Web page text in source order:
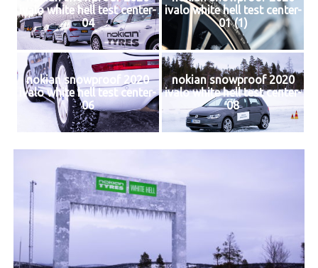
ivalo white hell test center-
04
ivalo white hell test center-
01 (1)
nokian snowproof 2020
ivalo white hell test center-
06
nokian snowproof 2020
ivalo white hell test center-
08